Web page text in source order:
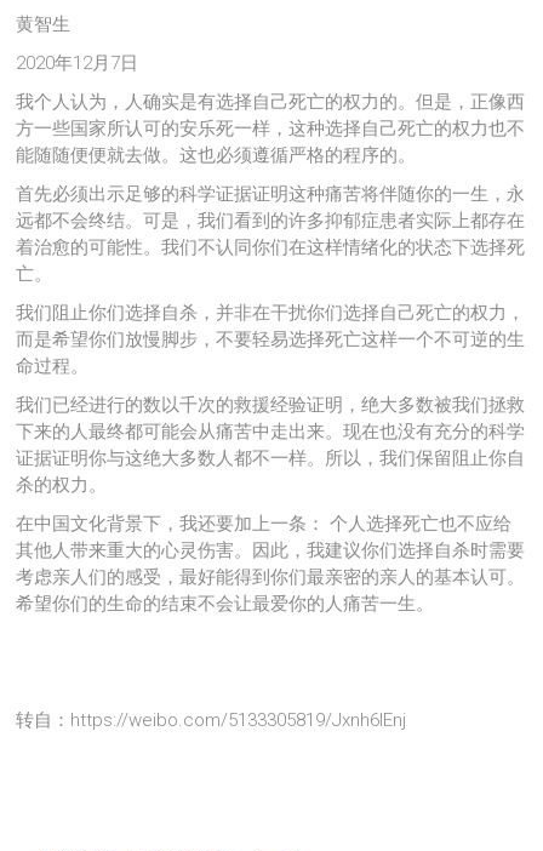
黄智生
2020年12月7日
我个人认为，人确实是有选择自己死亡的权力的。但是，正像西
方一些国家所认可的安乐死一样，这种选择自己死亡的权力也不
能随随便便就去做。这也必须遵循严格的程序的。
首先必须出示足够的科学证据证明这种痛苦将伴随你的一生，永
远都不会终结。可是，我们看到的许多抑郁症患者实际上都存在
着治愈的可能性。我们不认同你们在这样情绪化的状态下选择死
亡。
我们阻止你们选择自杀，并非在干扰你们选择自己死亡的权力，
而是希望你们放慢脚步，不要轻易选择死亡这样一个不可逆的生
命过程。
我们已经进行的数以千次的救援经验证明，绝大多数被我们拯救
下来的人最终都可能会从痛苦中走出来。现在也没有充分的科学
证据证明你与这绝大多数人都不一样。所以，我们保留阻止你自
杀的权力。
在中国文化背景下，我还要加上一条： 个人选择死亡也不应给
其他人带来重大的心灵伤害。因此，我建议你们选择自杀时需要
考虑亲人们的感受，最好能得到你们最亲密的亲人的基本认可。
希望你们的生命的结束不会让最爱你的人痛苦一生。
转自：https://weibo.com/5133305819/Jxnh6lEnj